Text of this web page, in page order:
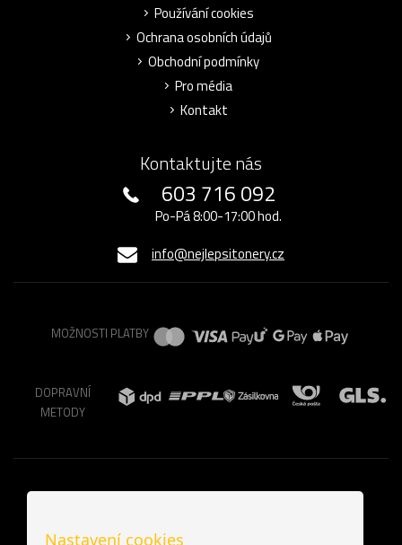
Používání cookies
Ochrana osobních údajů
Obchodní podmínky
Pro média
Kontakt
Kontaktujte nás
603 716 092
Po-Pá 8:00-17:00 hod.
info@nejlepsitonery.cz
MOŽNOSTI PLATBY
DOPRAVNÍ
METODY
Nastavení cookies